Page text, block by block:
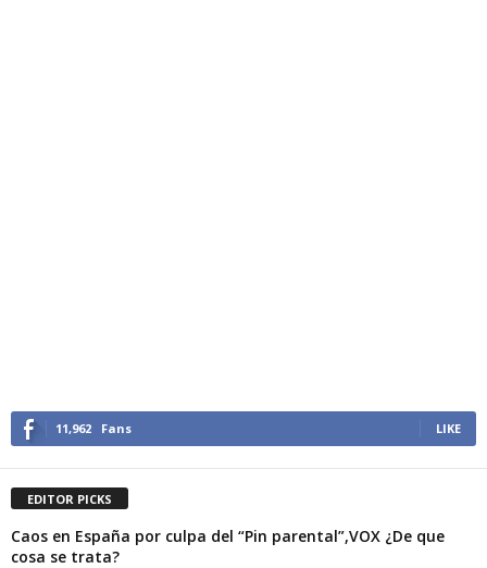
11,962 Fans LIKE
EDITOR PICKS
Caos en España por culpa del “Pin parental”,VOX ¿De que
cosa se trata?